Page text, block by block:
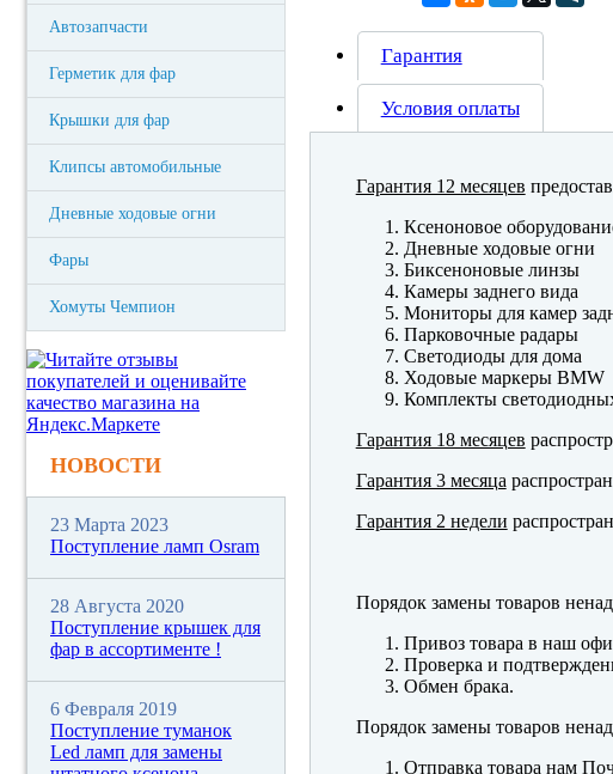
Автозапчасти
Герметик для фар
Крышки для фар
Клипсы автомобильные
Дневные ходовые огни
Фары
Хомуты Чемпион
Гарантия
Условия оплаты
Гарантия 12 месяцев
Ксеноновое
Дневные ходовые огни
Биксеноновые линзы
Камеры заднего вида
Мониторы для камер
Парковочные радары
Светодиоды для дома
Ходовые маркеры BMW
Комплекты
Гарантия 18 месяцев
Гарантия 3 месяца
Гарантия 2 недели
Порядок замены товаров
Привоз товара в наш
Проверка и
Обмен брака.
Порядок замены товаров
Отправка товара нам
НОВОСТИ
23 Марта 2023
Поступление ламп Osram
28 Августа 2020
Поступление крышек для
фар в ассортименте !
6 Февраля 2019
Поступление туманок
Led ламп для замены